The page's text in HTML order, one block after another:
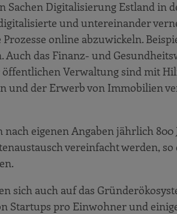
Digitalisierung Estland in
und untereinander
online abzuwickeln.
das Finanz- und
Verwaltung sind mit
und der Erwerb von Immobilien
eigenen Angaben jährlich
vereinfacht werden,
auch auf das
Startups pro Einwohner und